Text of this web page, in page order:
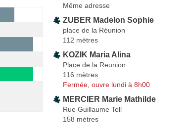
Même adresse
ZUBER Madelon Sophie
place de la Réunion
112 mètres
KOZIK Maria Alina
Place de la Reunion
116 mètres
Fermée, ouvre lundi à 8h00
MERCIER Marie Mathilde
Rue Guillaume Tell
158 mètres